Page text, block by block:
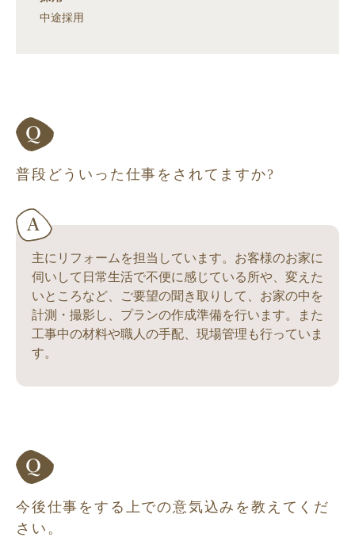
中途採用
普段どういった仕事をされてますか?
主にリフォームを担当しています。お客様のお家に
伺いして日常生活で不便に感じている所や、変えた
いところなど、ご要望の聞き取りして、お家の中を
計測・撮影し、プランの作成準備を行います。また
工事中の材料や職人の手配、現場管理も行っていま
す。
今後仕事をする上での意気込みを教えてくだ
さい。